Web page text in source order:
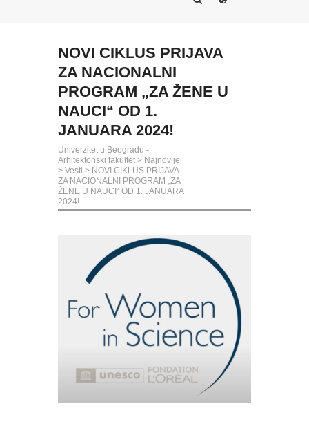
NOVI CIKLUS PRIJAVA
ZA NACIONALNI
PROGRAM „ZA ŽENE U
NAUCI“ OD 1.
JANUARA 2024!
Univerzitet u Beogradu -
Arhitektonski fakultet > Najnovije
> Vesti > NOVI CIKLUS PRIJAVA
ZA NACIONALNI PROGRAM „ZA
ŽENE U NAUCI“ OD 1. JANUARA
2024!